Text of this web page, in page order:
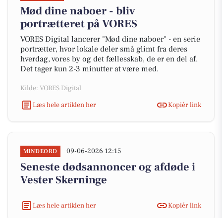
Mød dine naboer - bliv
portrætteret på VORES
VORES Digital lancerer "Mød dine naboer" - en serie
portrætter, hvor lokale deler små glimt fra deres
hverdag, vores by og det fællesskab, de er en del af.
Det tager kun 2-3 minutter at være med.
Kilde: VORES Digital
Læs hele artiklen her
Kopiér link
MINDEORD 09-06-2026 12:15
Seneste dødsannoncer og afdøde i
Vester Skerninge
Læs hele artiklen her Kopiér link